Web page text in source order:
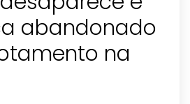
abandonado
na